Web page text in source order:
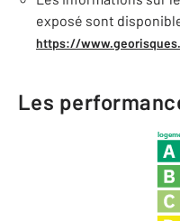
exposé sont
https://
Les